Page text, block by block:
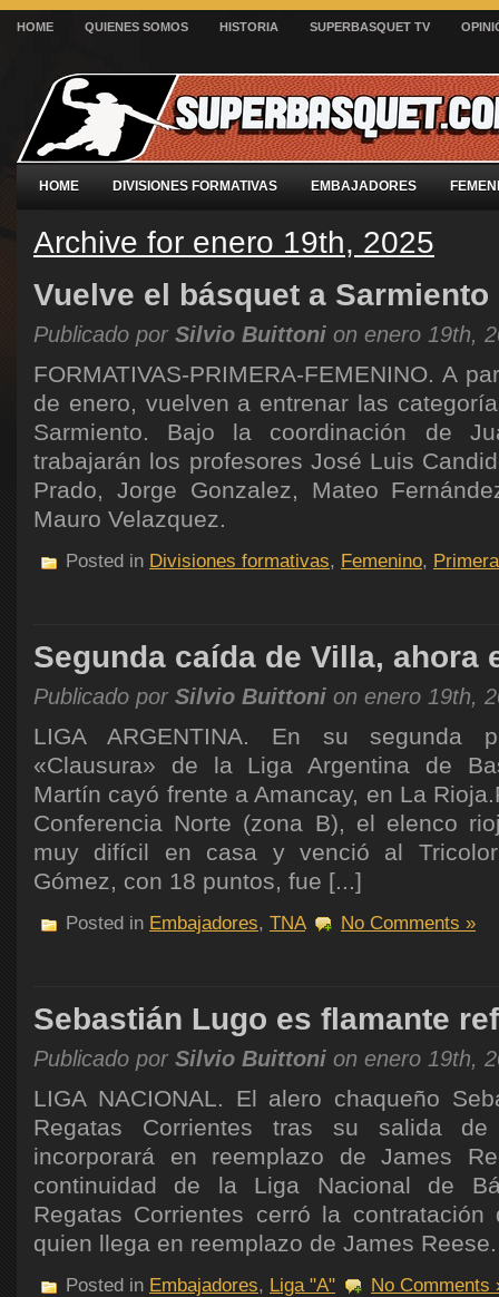
HOME QUIENES SOMOS HISTORIA SUPERBASQUET TV
HOME DIVISIONES FORMATIVAS EMBAJADORES
Archive for enero 19th, 2025
Vuelve el básquet a Sarmiento
Publicado por Silvio Buittoni on enero 19th,
FORMATIVAS-PRIMERA-FEMENINO. A
de enero, vuelven a entrenar las
Sarmiento. Bajo la coordinación de
trabajarán los profesores José Luis
Prado, Jorge Gonzalez, Mateo
Mauro Velazquez.
Posted in Divisiones formativas, Femenino, Primera
Segunda caída de Villa, ahora
Publicado por Silvio Buittoni on enero 19th,
LIGA ARGENTINA. En su segunda
«Clausura» de la Liga Argentina de
Martín cayó frente a Amancay, en La
Conferencia Norte (zona B), el elenco
muy difícil en casa y venció al
Gómez, con 18 puntos, fue [...]
Posted in Embajadores, TNA No Comments »
Sebastián Lugo es flamante
Publicado por Silvio Buittoni on enero 19th,
LIGA NACIONAL. El alero chaqueño
Regatas Corrientes tras su salida
incorporará en reemplazo de James
continuidad de la Liga Nacional de
Regatas Corrientes cerró la contratación
quien llega en reemplazo de James
Posted in Embajadores, Liga "A" No Comments